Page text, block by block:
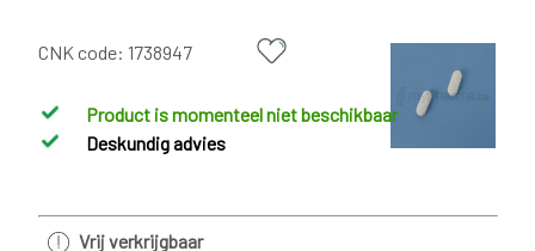
CNK code: 1738947
Product is momenteel niet beschikbaar
Deskundig advies
Vrij verkrijgbaar